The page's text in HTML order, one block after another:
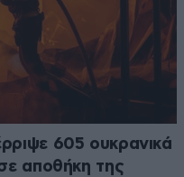
605 ουκρανικά
αποθήκη της